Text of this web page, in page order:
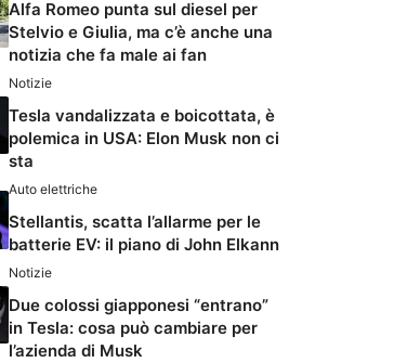
Alfa Romeo punta sul diesel per
Stelvio e Giulia, ma c’è anche una
notizia che fa male ai fan
Notizie
Tesla vandalizzata e boicottata, è
polemica in USA: Elon Musk non ci
sta
Auto elettriche
Stellantis, scatta l’allarme per le
batterie EV: il piano di John Elkann
Notizie
Due colossi giapponesi “entrano”
in Tesla: cosa può cambiare per
l’azienda di Musk